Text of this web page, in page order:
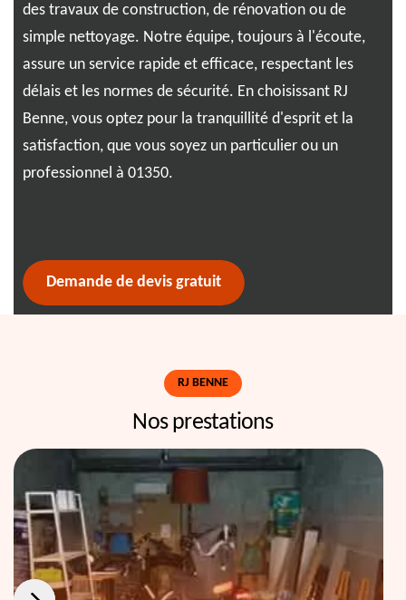
des travaux de construction, de rénovation ou de
simple nettoyage. Notre équipe, toujours à l'écoute,
assure un service rapide et efficace, respectant les
délais et les normes de sécurité. En choisissant RJ
Benne, vous optez pour la tranquillité d'esprit et la
satisfaction, que vous soyez un particulier ou un
professionnel à 01350.
Demande de devis gratuit
RJ BENNE
Nos prestations